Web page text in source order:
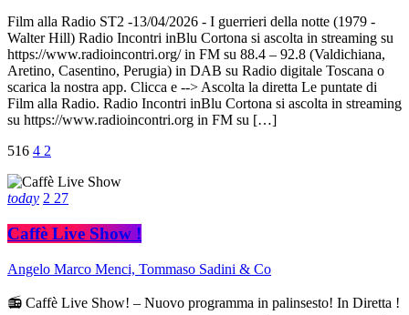
Film alla Radio ST2 -13/04/2026 - I guerrieri della notte (1979 -
Walter Hill) Radio Incontri inBlu Cortona si ascolta in streaming su
https://www.radioincontri.org/ in FM su 88.4 – 92.8 (Valdichiana,
Aretino, Casentino, Perugia) in DAB su Radio digitale Toscana o
scarica la nostra app. Clicca e --> Ascolta la diretta Le puntate di
Film alla Radio. Radio Incontri inBlu Cortona si ascolta in streaming
su https://www.radioincontri.org in FM su […]
516 4 2
today 2 27
Caffè Live Show !
Angelo Marco Menci, Tommaso Sadini & Co
📻 Caffè Live Show! – Nuovo programma in palinsesto! In Diretta !